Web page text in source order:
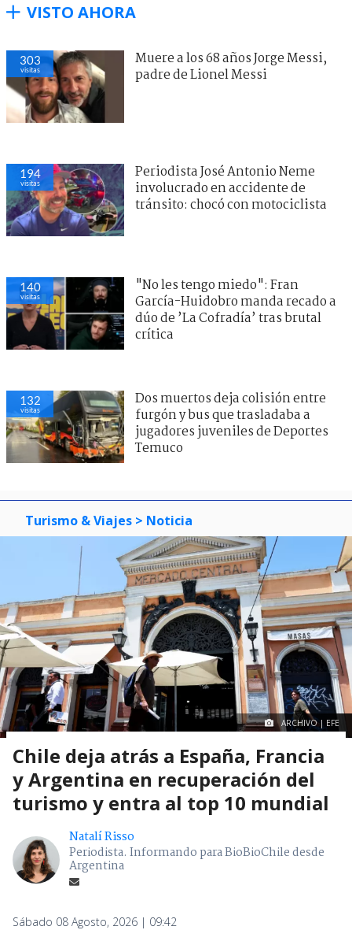
VISTO AHORA
303
visitas
Muere a los 68 años Jorge Messi,
padre de Lionel Messi
194
visitas
Periodista José Antonio Neme
involucrado en accidente de
tránsito: chocó con motociclista
140
visitas
"No les tengo miedo": Fran
García-Huidobro manda recado a
dúo de ’La Cofradía’ tras brutal
crítica
132
visitas
Dos muertos deja colisión entre
furgón y bus que trasladaba a
jugadores juveniles de Deportes
Temuco
Turismo & Viajes > Noticia
ARCHIVO | EFE
Chile deja atrás a España, Francia
y Argentina en recuperación del
turismo y entra al top 10 mundial
Natalí Risso
Periodista. Informando para BioBioChile desde
Argentina
Sábado 08 Agosto, 2026 | 09:42